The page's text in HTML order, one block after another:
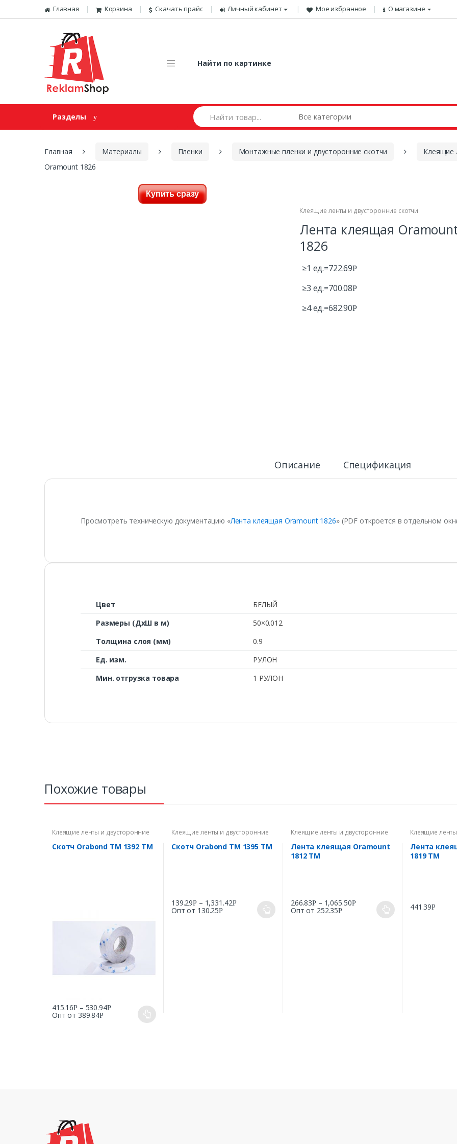
Перейти к навигации
Skip to content Главная Корзина Скачать прайс Личный кабинет Мое избранное О магазине
Найти по картинке
Разделы
И
щ
е
Главная Материалы Пленки Монтажные пленки и двусторонние скотчи
Клеящие
Oramount 1826
Купить сразу
Клеящие ленты и двусторонние скотчи
Лента клеящая
1826
≥1 ед.=722.69Р
≥3 ед.=700.08Р
≥4 ед.=682.90Р
Описание Спецификация
Просмотреть техническую документацию «Лента клеящая Oramount 1826» (PDF откроется в отдельном
Цвет
БЕЛЫЙ
Размеры (ДxШ в м)
50×0.012
Толщина слоя (мм)
0.9
Ед. изм.
РУЛОН
Мин. отгрузка товара
1 РУЛОН
Похожие товары
Клеящие ленты и двусторонние
скотчи
Скотч Orabond TM 1392 ТМ
415.16Р – 530.94Р
Опт от 389.84Р
Клеящие ленты и двусторонние
скотчи
Скотч Orabond TM 1395 ТМ
139.29Р – 1,331.42Р
Опт от 130.25Р
Клеящие ленты и двусторонние
скотчи
Лента клеящая Oramount
1812 TM
266.83Р – 1,065.50Р
Опт от 252.35Р
Клеящие
скотчи
Лента
1819 TM
441.39Р